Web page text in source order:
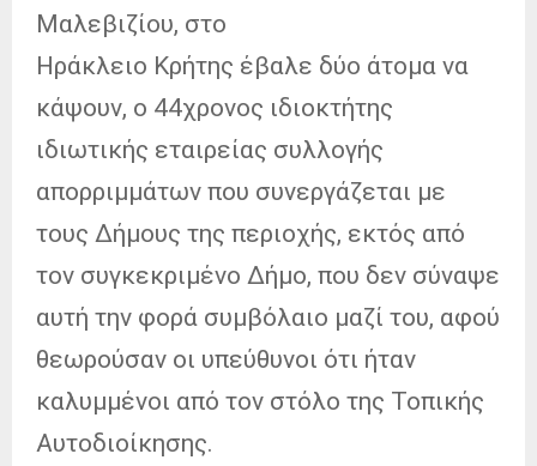
Μαλεβιζίου, στο
Ηράκλειο Κρήτης έβαλε δύο άτομα να
κάψουν, ο 44χρονος ιδιοκτήτης
ιδιωτικής εταιρείας συλλογής
απορριμμάτων που συνεργάζεται με
τους Δήμους της περιοχής, εκτός από
τον συγκεκριμένο Δήμο, που δεν σύναψε
αυτή την φορά συμβόλαιο μαζί του, αφού
θεωρούσαν οι υπεύθυνοι ότι ήταν
καλυμμένοι από τον στόλο της Τοπικής
Αυτοδιοίκησης.